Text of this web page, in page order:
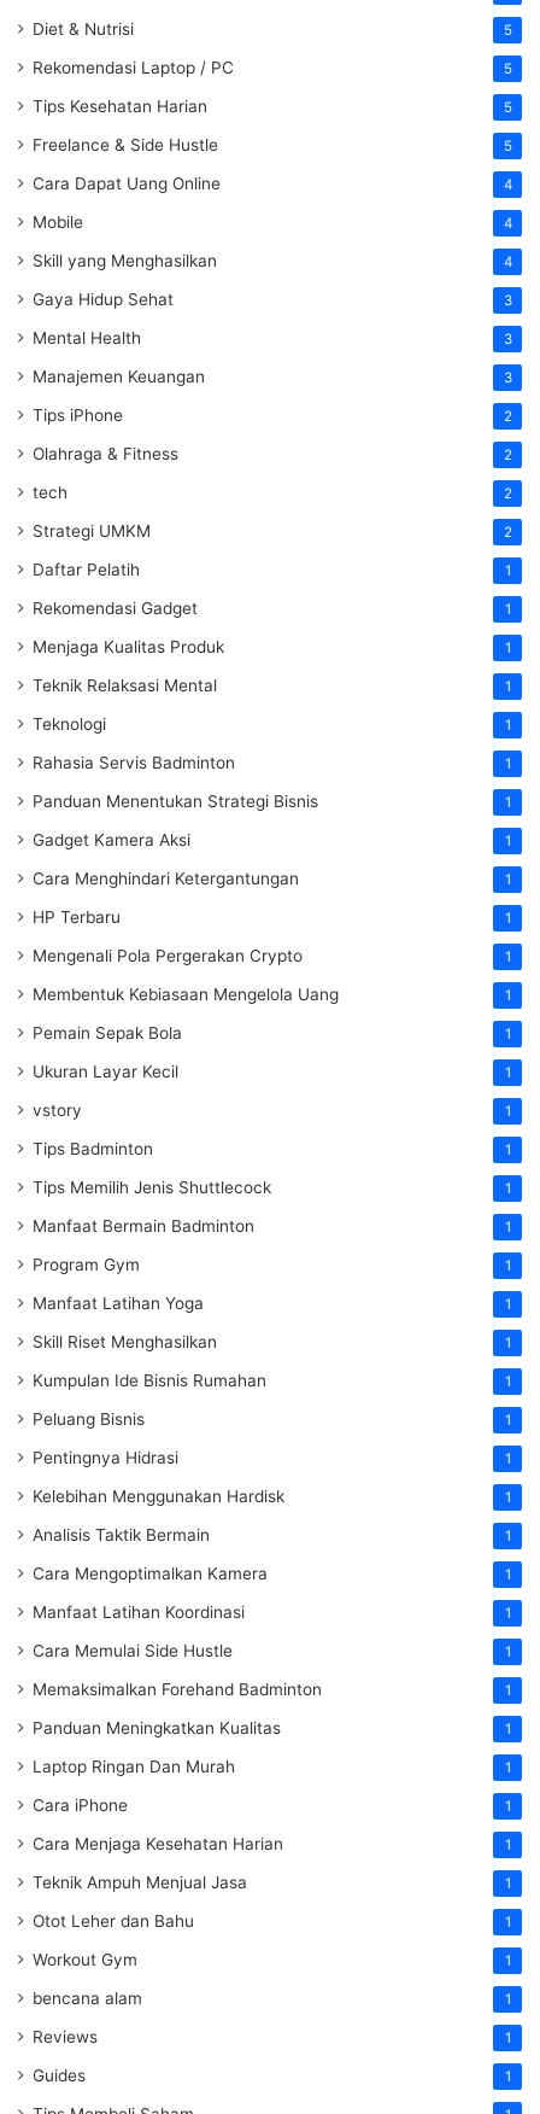
Diet & Nutrisi 5
Rekomendasi Laptop / PC 5
Tips Kesehatan Harian 5
Freelance & Side Hustle 5
Cara Dapat Uang Online 4
Mobile 4
Skill yang Menghasilkan 4
Gaya Hidup Sehat 3
Mental Health 3
Manajemen Keuangan 3
Tips iPhone 2
Olahraga & Fitness 2
tech 2
Strategi UMKM 2
Daftar Pelatih 1
Rekomendasi Gadget 1
Menjaga Kualitas Produk 1
Teknik Relaksasi Mental 1
Teknologi 1
Rahasia Servis Badminton 1
Panduan Menentukan Strategi Bisnis 1
Gadget Kamera Aksi 1
Cara Menghindari Ketergantungan 1
HP Terbaru 1
Mengenali Pola Pergerakan Crypto 1
Membentuk Kebiasaan Mengelola Uang 1
Pemain Sepak Bola 1
Ukuran Layar Kecil 1
vstory 1
Tips Badminton 1
Tips Memilih Jenis Shuttlecock 1
Manfaat Bermain Badminton 1
Program Gym 1
Manfaat Latihan Yoga 1
Skill Riset Menghasilkan 1
Kumpulan Ide Bisnis Rumahan 1
Peluang Bisnis 1
Pentingnya Hidrasi 1
Kelebihan Menggunakan Hardisk 1
Analisis Taktik Bermain 1
Cara Mengoptimalkan Kamera 1
Manfaat Latihan Koordinasi 1
Cara Memulai Side Hustle 1
Memaksimalkan Forehand Badminton 1
Panduan Meningkatkan Kualitas 1
Laptop Ringan Dan Murah 1
Cara iPhone 1
Cara Menjaga Kesehatan Harian 1
Teknik Ampuh Menjual Jasa 1
Otot Leher dan Bahu 1
Workout Gym 1
bencana alam 1
Reviews 1
Guides 1